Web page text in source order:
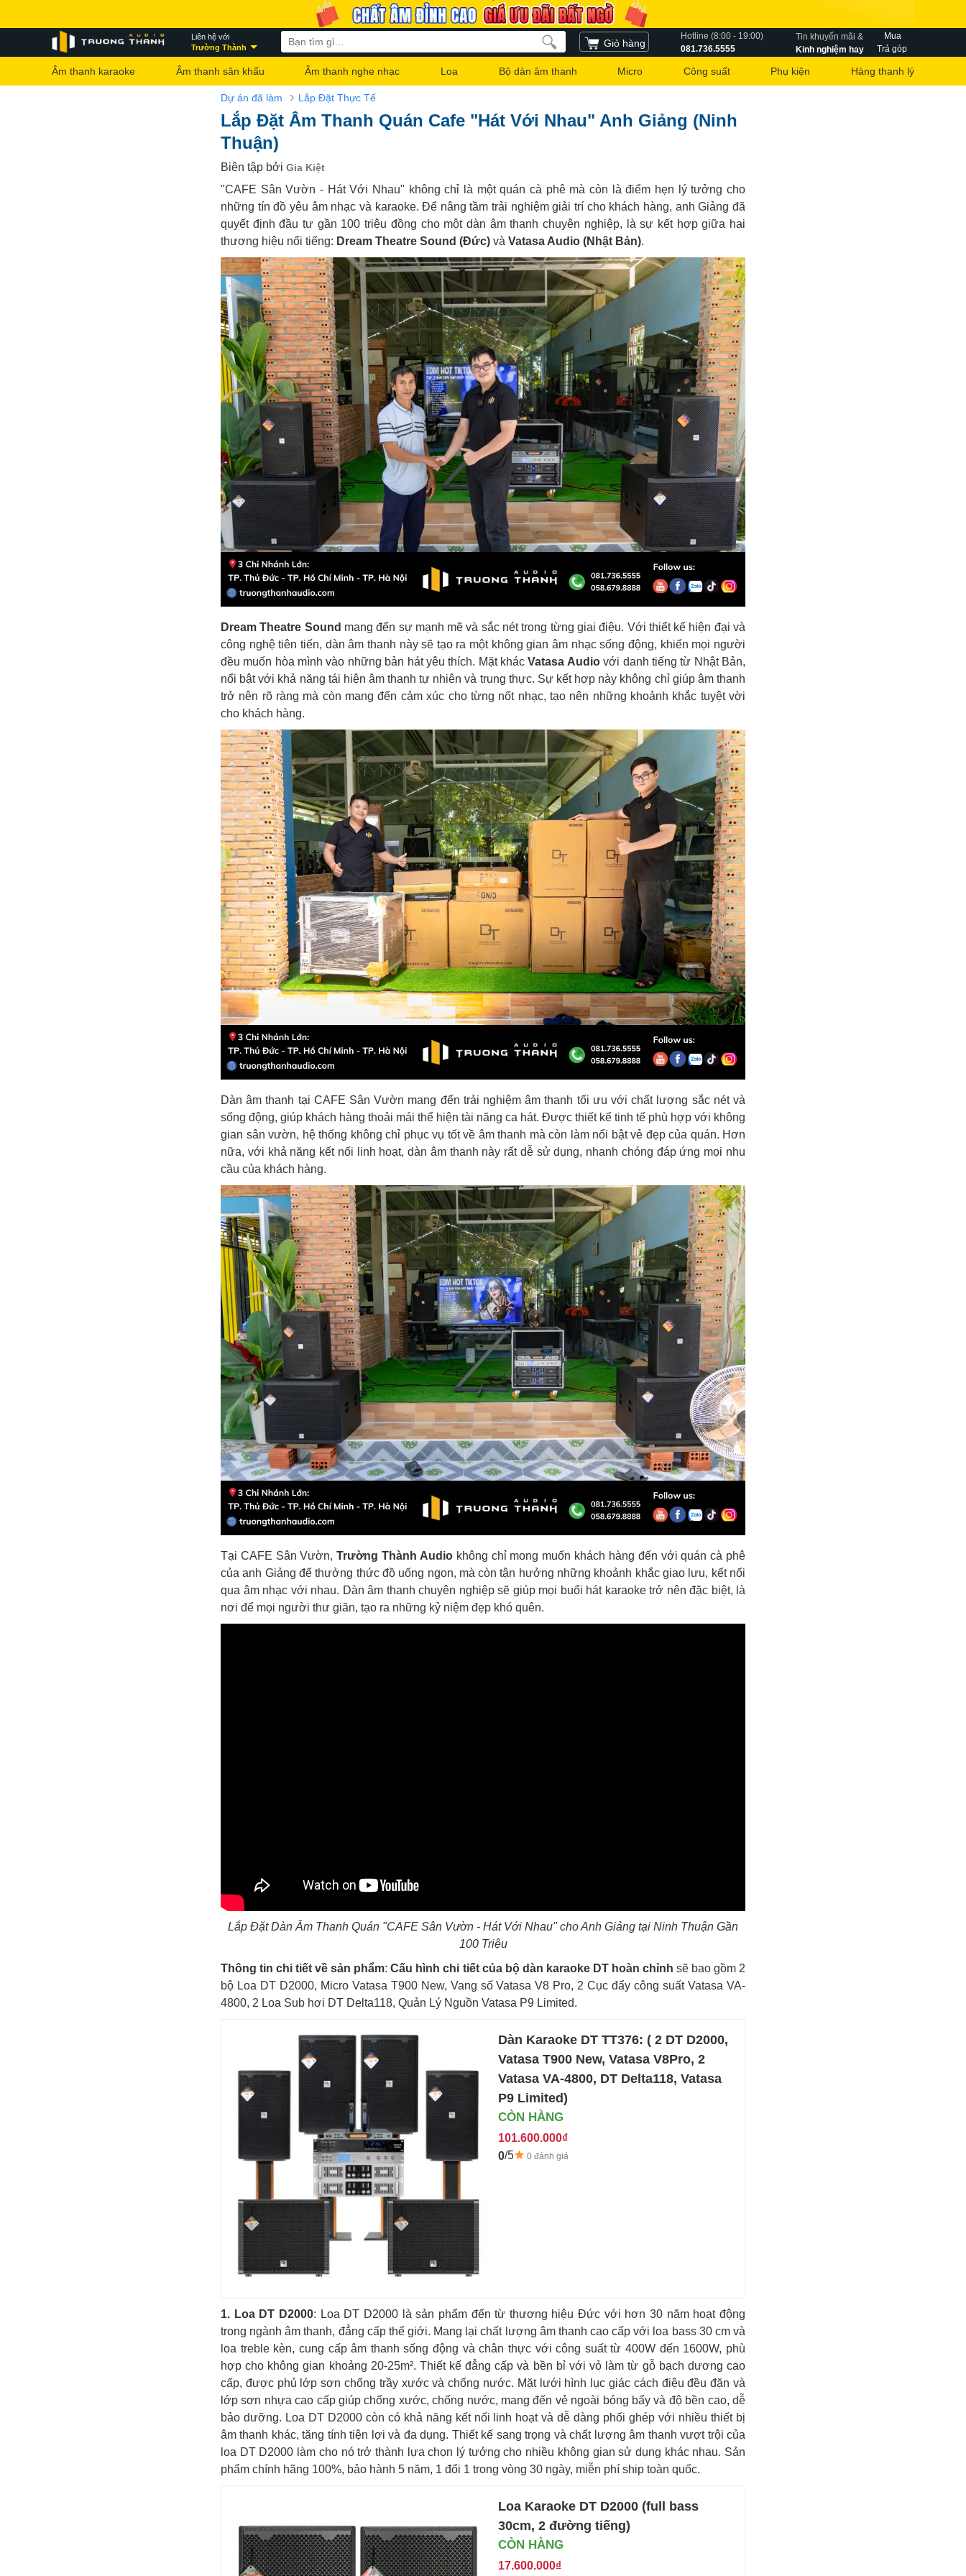
Liên hệ với
Trường Thành
Giỏ hàng
Hotline (8:00 - 19:00)
081.736.5555
Tin khuyến mãi &
Kinh nghiệm hay
Mua
Trả góp
Âm thanh karaoke Âm thanh sân khấu Âm thanh nghe nhạc Loa Bộ dàn âm thanh Micro Công suất Phụ kiện Hàng thanh lý
Dự án đã làm › Lắp Đặt Thực Tế
Lắp Đặt Âm Thanh Quán Cafe "Hát Với Nhau" Anh Giảng (Ninh
Thuận)
Biên tập bởi Gia Kiệt
"CAFE Sân Vườn - Hát Với Nhau" không chỉ là một quán cà phê mà còn là điểm hẹn lý tưởng cho
những tín đồ yêu âm nhạc và karaoke. Để nâng tầm trải nghiệm giải trí cho khách hàng, anh Giảng đã
quyết định đầu tư gần 100 triệu đồng cho một dàn âm thanh chuyên nghiệp, là sự kết hợp giữa hai
thương hiệu nổi tiếng: Dream Theatre Sound (Đức) và Vatasa Audio (Nhật Bản).
Dream Theatre Sound mang đến sự mạnh mẽ và sắc nét trong từng giai điệu. Với thiết kế hiện đại và
công nghệ tiên tiến, dàn âm thanh này sẽ tạo ra một không gian âm nhạc sống động, khiến mọi người
đều muốn hòa mình vào những bản hát yêu thích. Mặt khácVatasa Audiovới danh tiếng từ Nhật Bản,
nổi bật với khả năng tái hiện âm thanh tự nhiên và trung thực. Sự kết hợp này không chỉ giúp âm thanh
trở nên rõ ràng mà còn mang đến cảm xúc cho từng nốt nhạc, tạo nên những khoảnh khắc tuyệt vời
cho khách hàng.
Dàn âm thanh tại CAFE Sân Vườn mang đến trải nghiệm âm thanh tối ưu với chất lượng sắc nét và
sống động, giúp khách hàng thoải mái thể hiện tài năng ca hát. Được thiết kế tinh tế phù hợp với không
gian sân vườn, hệ thống không chỉ phục vụ tốt về âm thanh mà còn làm nổi bật vẻ đẹp của quán. Hơn
nữa, với khả năng kết nối linh hoạt, dàn âm thanh này rất dễ sử dụng, nhanh chóng đáp ứng mọi nhu
cầu của khách hàng.
Tại CAFE Sân Vườn,Trường Thành Audiokhông chỉ mong muốn khách hàng đến với quán cà phê
của anh Giảng để thưởng thức đồ uống ngon, mà còn tận hưởng những khoảnh khắc giao lưu, kết nối
qua âm nhạc với nhau. Dàn âm thanh chuyên nghiệp sẽ giúp mọi buổi hát karaoke trở nên đặc biệt, là
nơi để mọi người thư giãn, tạo ra những kỷ niệm đẹp khó quên.
Lắp Đặt Dàn Âm Thanh Quán "CAFE Sân Vườn - Hát Với Nhau" cho Anh Giảng tại Ninh Thuận Gần
100 Triệu
Thông tin chi tiết về sản phẩm:Cấu hình chi tiết của bộ dàn karaoke DT hoàn chỉnh sẽ bao gồm 2
bộ Loa DT D2000, Micro Vatasa T900 New, Vang số Vatasa V8 Pro, 2 Cục đẩy công suất Vatasa VA-
4800, 2 Loa Sub hơi DT Delta118, Quản Lý Nguồn Vatasa P9 Limited.
Dàn Karaoke DT TT376: ( 2 DT D2000,
Vatasa T900 New, Vatasa V8Pro, 2
Vatasa VA-4800, DT Delta118, Vatasa
P9 Limited)
CÒN HÀNG
101.600.000₫
0/5 0 đánh giá
1. Loa DT D2000: Loa DT D2000 là sản phẩm đến từ thương hiệu Đức với hơn 30 năm hoạt động
trong ngành âm thanh, đẳng cấp thế giới. Mang lại chất lượng âm thanh cao cấp với loa bass 30 cm và
loa treble kèn, cung cấp âm thanh sống động và chân thực với công suất từ 400W đến 1600W, phù
hợp cho không gian khoảng 20-25m². Thiết kế đẳng cấp và bền bỉ với vỏ làm từ gỗ bạch dương cao
cấp, được phủ lớp sơn chống trầy xước và chống nước. Mặt lưới hình lục giác cách điệu đều đặn và
lớp sơn nhựa cao cấp giúp chống xước, chống nước, mang đến vẻ ngoài bóng bẩy và độ bền cao, dễ
bảo dưỡng. Loa DT D2000 còn có khả năng kết nối linh hoạt và dễ dàng phối ghép với nhiều thiết bị
âm thanh khác, tăng tính tiện lợi và đa dụng. Thiết kế sang trọng và chất lượng âm thanh vượt trội của
loa DT D2000 làm cho nó trở thành lựa chọn lý tưởng cho nhiều không gian sử dụng khác nhau. Sản
phẩm chính hãng 100%, bảo hành 5 năm, 1 đổi 1 trong vòng 30 ngày, miễn phí ship toàn quốc.
Loa Karaoke DT D2000 (full bass
30cm, 2 đường tiếng)
CÒN HÀNG
17.600.000₫